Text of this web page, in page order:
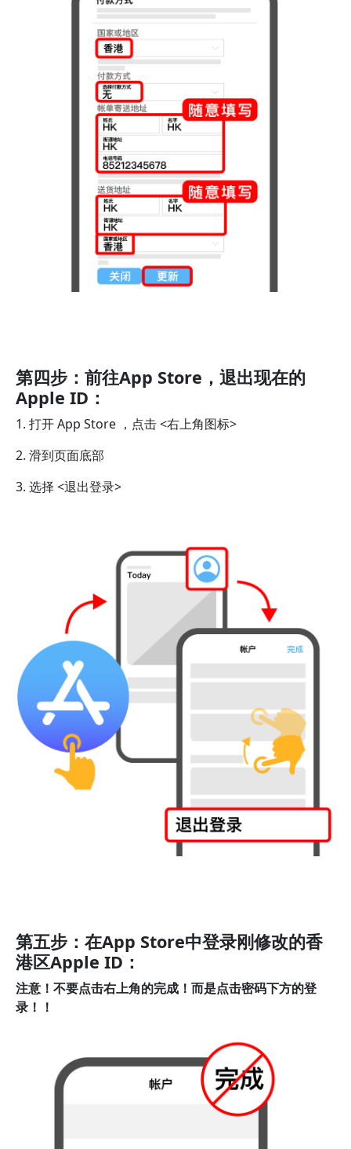
第四步：前往App Store，退出现在的
Apple ID：
1. 打开 App Store ，点击 <右上角图标>
2. 滑到页面底部
3. 选择 <退出登录>
第五步：在App Store中登录刚修改的香
港区Apple ID：
注意！不要点击右上角的完成！而是点击密码下方的登
录！！